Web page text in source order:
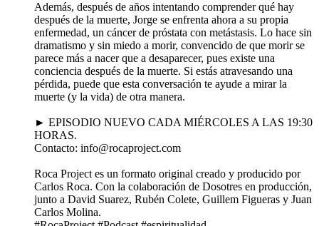
Además, después de años intentando comprender qué hay
después de la muerte, Jorge se enfrenta ahora a su propia
enfermedad, un cáncer de próstata con metástasis. Lo hace sin
dramatismo y sin miedo a morir, convencido de que morir se
parece más a nacer que a desaparecer, pues existe una
conciencia después de la muerte. Si estás atravesando una
pérdida, puede que esta conversación te ayude a mirar la
muerte (y la vida) de otra manera.
► EPISODIO NUEVO CADA MIÉRCOLES A LAS 19:30
HORAS.
Contacto: info@rocaproject.com
Roca Project es un formato original creado y producido por
Carlos Roca. Con la colaboración de Dosotres en producción,
junto a David Suarez, Rubén Colete, Guillem Figueras y Juan
Carlos Molina.